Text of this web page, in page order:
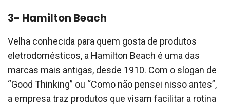
3- Hamilton Beach
Velha conhecida para quem gosta de produtos
eletrodomésticos, a Hamilton Beach é uma das
marcas mais antigas, desde 1910. Com o slogan de
“Good Thinking” ou “Como não pensei nisso antes”,
a empresa traz produtos que visam facilitar a rotina